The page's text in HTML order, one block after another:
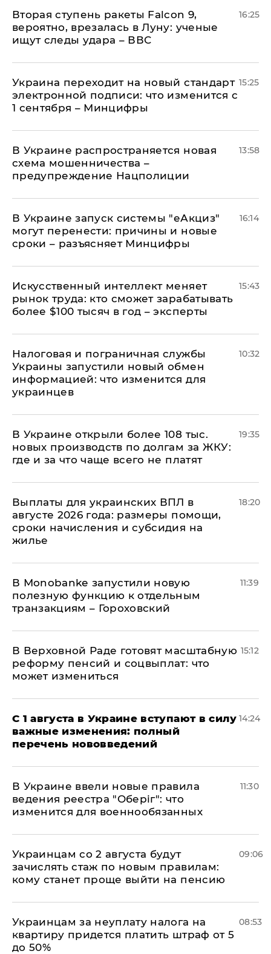
Вторая ступень ракеты Falcon 9,
вероятно, врезалась в Луну: ученые
ищут следы удара – ВВС
16:25
Украина переходит на новый стандарт
электронной подписи: что изменится с
1 сентября – Минцифры
15:25
В Украине распространяется новая
схема мошенничества –
предупреждение Нацполиции
13:58
В Украине запуск системы "еАкциз"
могут перенести: причины и новые
сроки – разъясняет Минцифры
16:14
Искусственный интеллект меняет
рынок труда: кто сможет зарабатывать
более $100 тысяч в год – эксперты
15:43
Налоговая и пограничная службы
Украины запустили новый обмен
информацией: что изменится для
украинцев
10:32
В Украине открыли более 108 тыс.
новых производств по долгам за ЖКУ:
где и за что чаще всего не платят
19:35
Выплаты для украинских ВПЛ в
августе 2026 года: размеры помощи,
сроки начисления и субсидия на
жилье
18:20
В Мonobankе запустили новую
полезную функцию к отдельным
транзакциям – Гороховский
11:39
В Верховной Раде готовят масштабную
реформу пенсий и соцвыплат: что
может измениться
15:12
С 1 августа в Украине вступают в силу
важные изменения: полный
перечень нововведений
14:24
В Украине ввели новые правила
ведения реестра "Оберіг": что
изменится для военнообязанных
11:30
Украинцам со 2 августа будут
зачислять стаж по новым правилам:
кому станет проще выйти на пенсию
09:06
Украинцам за неуплату налога на
квартиру придется платить штраф от 5
до 50%
08:53